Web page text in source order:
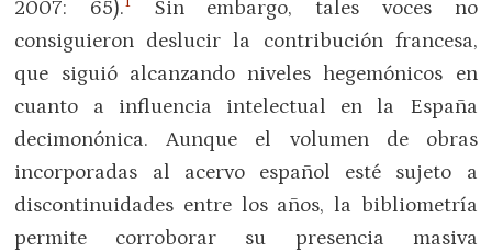
2007: 65).
Sin embargo, tales voces no
consiguieron deslucir la contribución francesa,
que siguió alcanzando niveles hegemónicos en
cuanto a influencia intelectual en la España
decimonónica. Aunque el volumen de obras
incorporadas al acervo español esté sujeto a
discontinuidades entre los años, la bibliometría
permite corroborar su presencia masiva